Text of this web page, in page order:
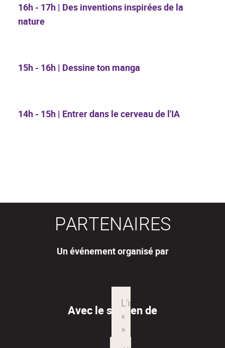
16h - 17h | Des inventions inspirées de la
nature
15h - 16h | Dessine ton manga
14h - 15h | Entrer dans le cerveau de l'IA
PARTENAIRES
Un événement organisé par
Avec le soutien de